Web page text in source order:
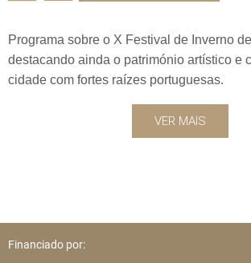
Programa sobre o X Festival de Inverno
destacando ainda o património artístico e
cidade com fortes raízes portuguesas.
VER MAIS
Financiado por: